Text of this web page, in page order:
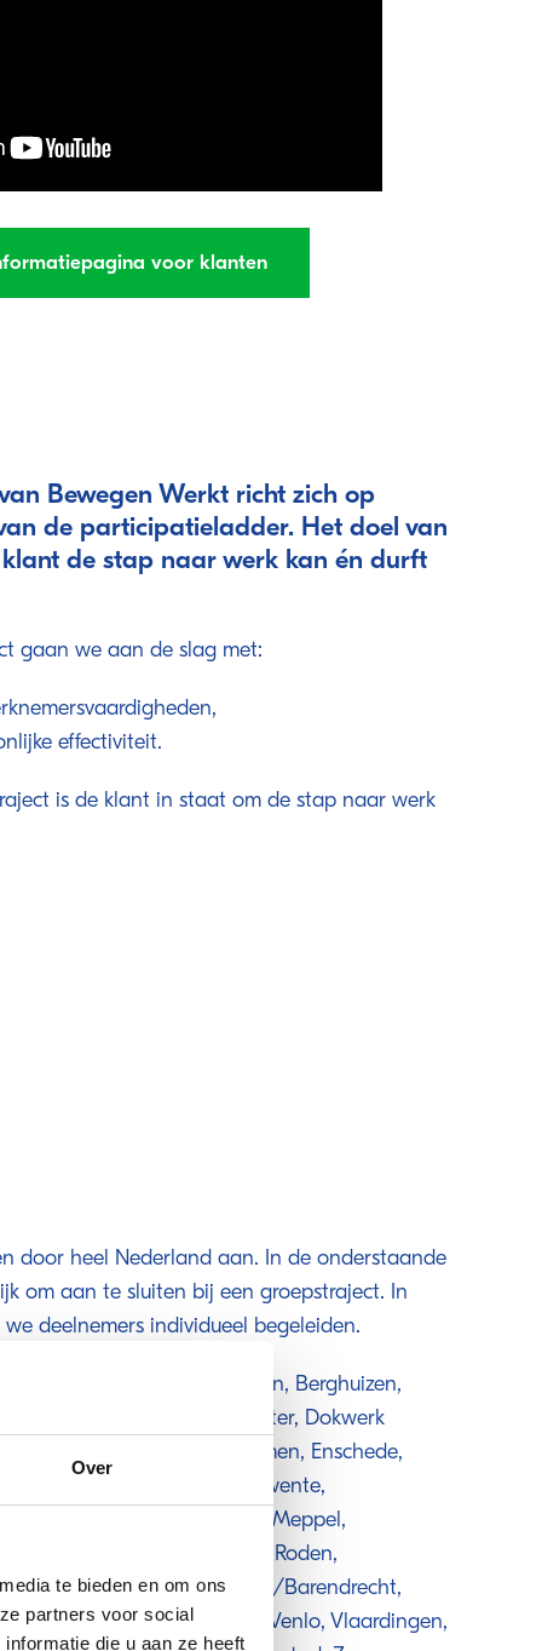
Over
te bieden en om ons
partners voor social
die u aan ze heeft
voor klanten
Bewegen Werkt richt zich op
de participatieladder. Het doel van
de stap naar werk kan én durft
gaan we aan de slag met:
effectiviteit.
is de klant in staat om de stap naar werk
door heel Nederland aan. In de onderstaande
om aan te sluiten bij een groepstraject. In
deelnemers individueel begeleiden.
Amsterdam, Apeldoorn, Berghuizen,
Den Haag, Deventer, Dokwerk
Dronten, Edam, Emmen, Enschede,
Hilversum, Hof van Twente,
Lelystad, Maassluis, Meppel,
Montferland, Noordenveld Roden,
Overbetuwe Ridderkerk/Barendrecht,
Vecht, Valthermond, Venlo, Vlaardingen,